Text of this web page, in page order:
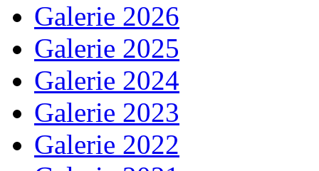
Galerie 2026
Galerie 2025
Galerie 2024
Galerie 2023
Galerie 2022